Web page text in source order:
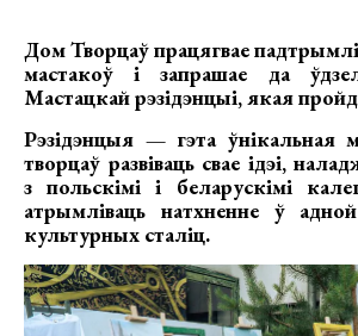
Дом Творцаў працягвае
мастакоў і запрашае да
Мастацкай рэзідэнцыі, якая
Рэзідэнцыя — гэта ўнікальная
творцаў развіваць свае ідэі,
з польскімі і беларускімі
атрымліваць натхненне ў
культурных сталіц.